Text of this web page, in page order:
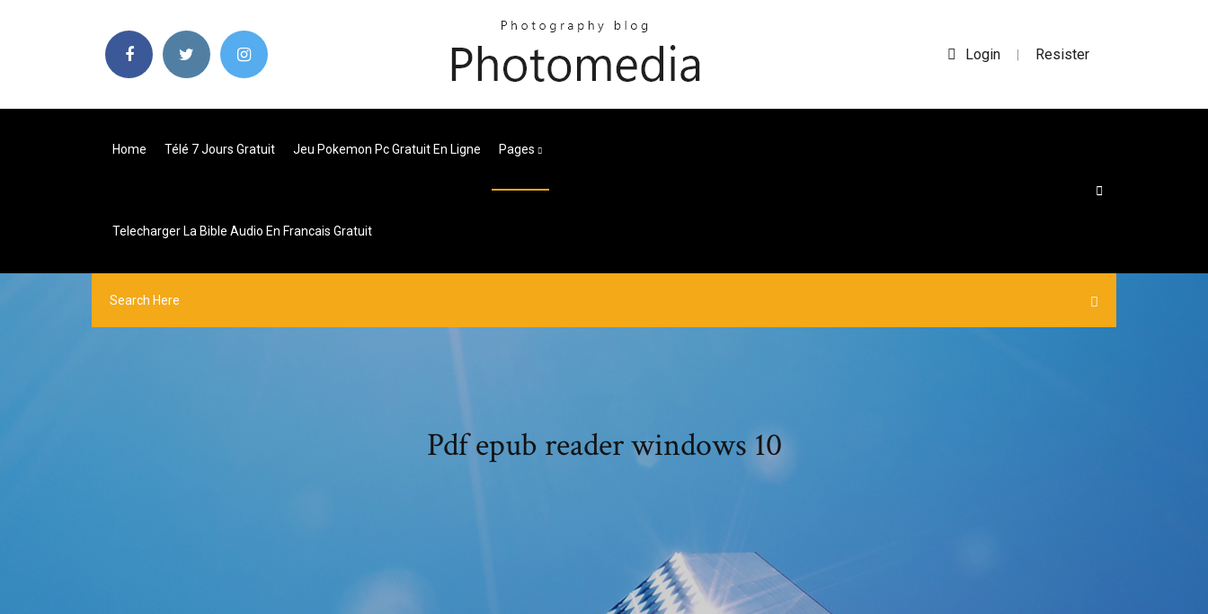
Login | Resister
Home Télé 7 Jours Gratuit Jeu Pokemon Pc Gratuit En Ligne Pages
Telecharger La Bible Audio En Francais Gratuit
Pdf epub reader windows 10